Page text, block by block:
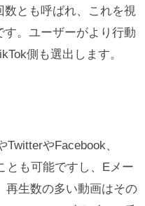
数とも呼ばれ、これを視
。ユーザーがより行動
側も選出します。
やFacebook、
とも可能ですし、Eメー
再生数の多い動画はその